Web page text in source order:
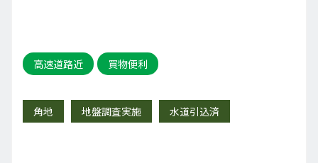
高速道路近 買物便利
角地 地盤調査実施 水道引込済